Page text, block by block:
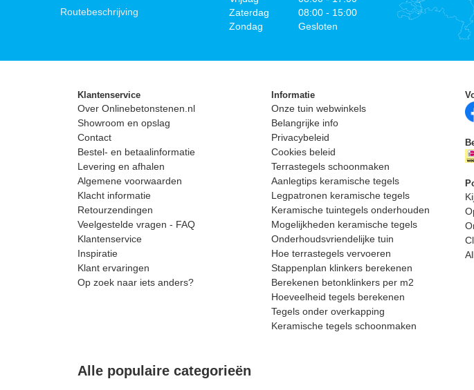
Routebeschrijving
Zaterdag
08:00 - 15:00
Zondag
Gesloten
Klantenservice
Over Onlinebetonstenen.nl
Showroom en opslag
Contact
Bestel- en betaalinformatie
Levering en afhalen
Algemene voorwaarden
Klacht informatie
Retourzendingen
Veelgestelde vragen - FAQ
Klantenservice
Inspiratie
Klant ervaringen
Op zoek naar iets anders?
Informatie
Onze tuin webwinkels
Belangrijke info
Privacybeleid
Cookies beleid
Terrastegels schoonmaken
Aanlegtips keramische tegels
Legpatronen keramische tegels
Keramische tuintegels onderhouden
Mogelijkheden keramische tegels
Onderhoudsvriendelijke tuin
Hoe terrastegels vervoeren
Stappenplan klinkers berekenen
Berekenen betonklinkers per m2
Hoeveelheid tegels berekenen
Tegels onder overkapping
Keramische tegels schoonmaken
Alle populaire categorieën